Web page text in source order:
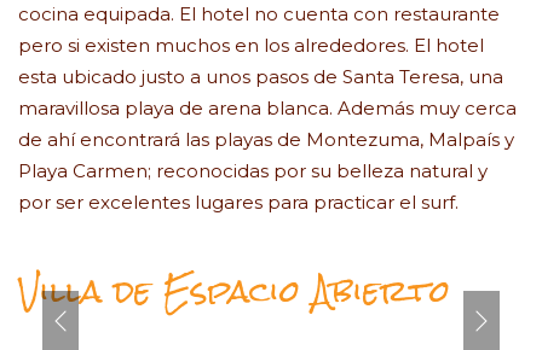
cocina equipada. El hotel no cuenta con restaurante
pero si existen muchos en los alrededores. El hotel
esta ubicado justo a unos pasos de Santa Teresa, una
maravillosa playa de arena blanca. Además muy cerca
de ahí encontrará las playas de Montezuma, Malpaís y
Playa Carmen; reconocidas por su belleza natural y
por ser excelentes lugares para practicar el surf.
Villa de Espacio Abierto